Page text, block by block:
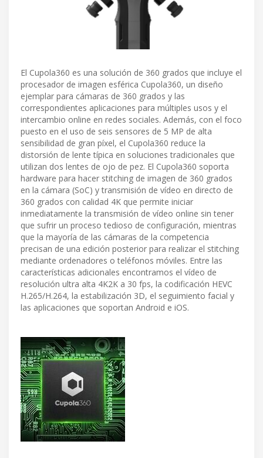
El Cupola360 es una solución de 360 grados que incluye el
procesador de imagen esférica Cupola360, un diseño
ejemplar para cámaras de 360 grados y las
correspondientes aplicaciones para múltiples usos y el
intercambio online en redes sociales. Además, con el foco
puesto en el uso de seis sensores de 5 MP de alta
sensibilidad de gran píxel, el Cupola360 reduce la
distorsión de lente típica en soluciones tradicionales que
utilizan dos lentes de ojo de pez. El Cupola360 soporta
hardware para hacer stitching de imagen de 360 grados
en la cámara (SoC) y transmisión de vídeo en directo de
360 grados con calidad 4K que permite iniciar
inmediatamente la transmisión de vídeo online sin tener
que sufrir un proceso tedioso de configuración, mientras
que la mayoría de las cámaras de la competencia
precisan de una edición posterior para realizar el stitching
mediante ordenadores o teléfonos móviles. Entre las
características adicionales encontramos el vídeo de
resolución ultra alta 4K2K a 30 fps, la codificación HEVC
H.265/H.264, la estabilización 3D, el seguimiento facial y
las aplicaciones que soportan Android e iOS.